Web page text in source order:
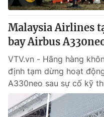
Malaysia Airlines
bay Airbus
VTV.vn - Hãng hàng
định tạm dừng hoạt
A330neo sau sự cố kỹ